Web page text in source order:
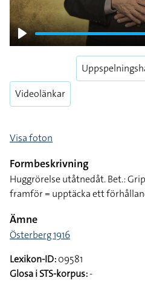
Play
Videolänkar
Visa foton
Formbeskrivning
Huggrörelse utåtnedåt. Bet.:
framför = upptäcka ett
Ämne
Österberg 1916
Lexikon-ID:09581
Glosa i STS-korpus:-